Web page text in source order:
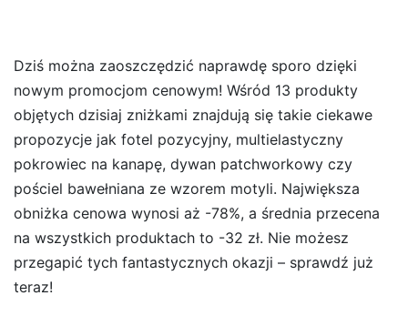
Dziś można zaoszczędzić naprawdę sporo dzięki
nowym promocjom cenowym! Wśród 13 produkty
objętych dzisiaj zniżkami znajdują się takie ciekawe
propozycje jak fotel pozycyjny, multielastyczny
pokrowiec na kanapę, dywan patchworkowy czy
pościel bawełniana ze wzorem motyli. Największa
obniżka cenowa wynosi aż -78%, a średnia przecena
na wszystkich produktach to -32 zł. Nie możesz
przegapić tych fantastycznych okazji – sprawdź już
teraz!